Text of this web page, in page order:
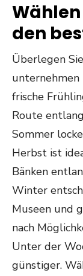
Wählen
den
Überlegen
unternehmen
frische
Route
Sommer
Herbst ist
Bänken
Winter
Museen und
nach
Unter der
günstiger.